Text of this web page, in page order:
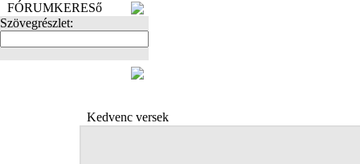
FÓRUMKERESő
Szövegrészlet:
Kedvenc versek